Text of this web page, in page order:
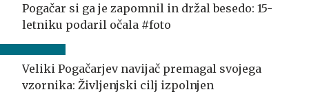
Pogačar si ga je zapomnil in držal besedo: 15-
letniku podaril očala #foto
Veliki Pogačarjev navijač premagal svojega
vzornika: Življenjski cilj izpolnjen